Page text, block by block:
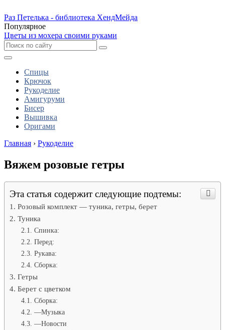
Раз Петелька - библиотека ХендМейда
Популярное
Цветы из мохера своими руками
Спицы
Крючок
Рукоделие
Амигуруми
Бисер
Вышивка
Оригами
Главная › Рукоделие
Вяжем розовые гетры
Эта статья содержит следующие подтемы:
Розовый комплект — туника, гетры, берет
Туника
Спинка:
Перед:
Рукава:
Сборка:
Гетры
Берет с цветком
Сборка:
—Музыка
—Новости